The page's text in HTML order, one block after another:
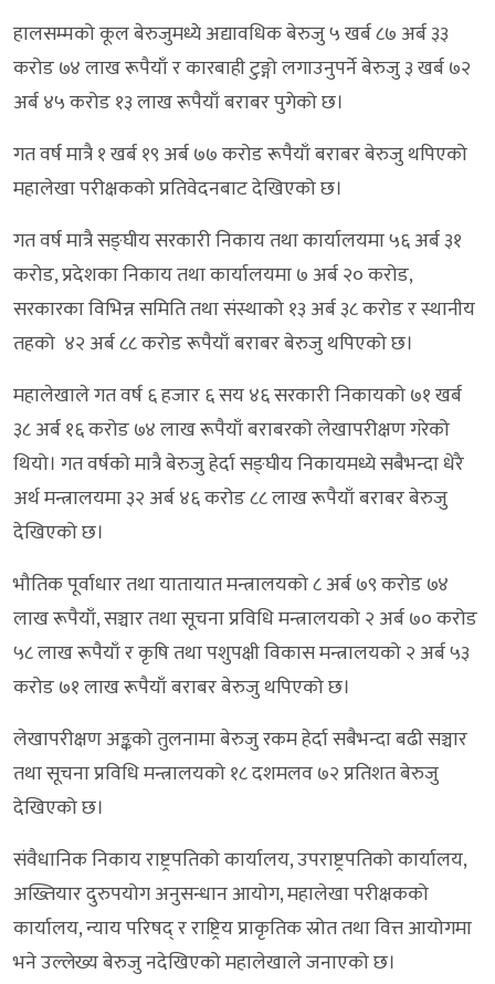
हालसम्मको कूल बेरुजुमध्ये अद्यावधिक बेरुजु ५ खर्ब ८७ अर्ब ३३
करोड ७४ लाख रूपैयाँ र कारबाही टुङ्गो लगाउनुपर्ने बेरुजु ३ खर्ब ७२
अर्ब ४५ करोड १३ लाख रूपैयाँ बराबर पुगेको छ।
गत वर्ष मात्रै १ खर्ब १९ अर्ब ७७ करोड रूपैयाँ बराबर बेरुजु थपिएको
महालेखा परीक्षकको प्रतिवेदनबाट देखिएको छ।
गत वर्ष मात्रै सङ्घीय सरकारी निकाय तथा कार्यालयमा ५६ अर्ब ३१
करोड, प्रदेशका निकाय तथा कार्यालयमा ७ अर्ब २० करोड,
सरकारका विभिन्न समिति तथा संस्थाको १३ अर्ब ३८ करोड र स्थानीय
तहको ४२ अर्ब ८८ करोड रूपैयाँ बराबर बेरुजु थपिएको छ।
महालेखाले गत वर्ष ६ हजार ६ सय ४६ सरकारी निकायको ७१ खर्ब
३८ अर्ब १६ करोड ७४ लाख रूपैयाँ बराबरको लेखापरीक्षण गरेको
थियो। गत वर्षको मात्रै बेरुजु हेर्दा सङ्घीय निकायमध्ये सबैभन्दा धेरै
अर्थ मन्त्रालयमा ३२ अर्ब ४६ करोड ८८ लाख रूपैयाँ बराबर बेरुजु
देखिएको छ।
भौतिक पूर्वाधार तथा यातायात मन्त्रालयको ८ अर्ब ७९ करोड ७४
लाख रूपैयाँ, सञ्चार तथा सूचना प्रविधि मन्त्रालयको २ अर्ब ७० करोड
५८ लाख रूपैयाँ र कृषि तथा पशुपक्षी विकास मन्त्रालयको २ अर्ब ५३
करोड ७१ लाख रूपैयाँ बराबर बेरुजु थपिएको छ।
लेखापरीक्षण अङ्कको तुलनामा बेरुजु रकम हेर्दा सबैभन्दा बढी सञ्चार
तथा सूचना प्रविधि मन्त्रालयको १८ दशमलव ७२ प्रतिशत बेरुजु
देखिएको छ।
संवैधानिक निकाय राष्ट्रपतिको कार्यालय, उपराष्ट्रपतिको कार्यालय,
अख्तियार दुरुपयोग अनुसन्धान आयोग, महालेखा परीक्षकको
कार्यालय, न्याय परिषद् र राष्ट्रिय प्राकृतिक स्रोत तथा वित्त आयोगमा
भने उल्लेख्य बेरुजु नदेखिएको महालेखाले जनाएको छ।